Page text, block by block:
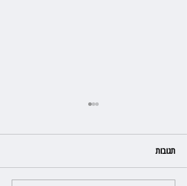
תגובות